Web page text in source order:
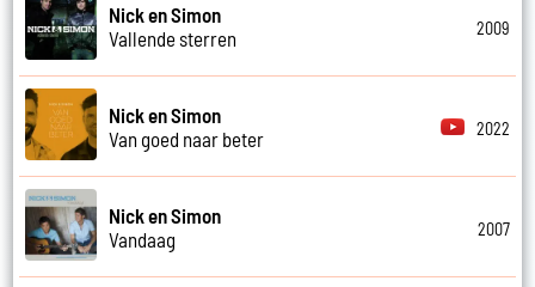
Nick en Simon
Vallende sterren
2009
Nick en Simon
Van goed naar beter
2022
Nick en Simon
Vandaag
2007